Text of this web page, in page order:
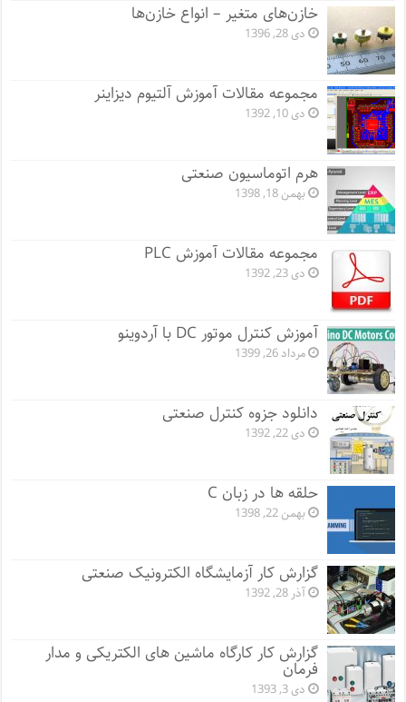
خازن‌های متغیر – انواع خازن‌ها
دی 28, 1396
مجموعه مقالات آموزش آلتیوم دیزاینر
دی 10, 1392
هرم اتوماسیون صنعتی
بهمن 18, 1398
مجموعه مقالات آموزش PLC
دی 23, 1392
آموزش کنترل موتور DC با آردوینو
مرداد 26, 1399
دانلود جزوه کنترل صنعتی
دی 22, 1392
حلقه ها در زبان C
بهمن 22, 1398
گزارش کار آزمایشگاه الکترونیک صنعتی
آذر 28, 1392
گزارش کار کارگاه ماشین های الکتریکی و مدار
فرمان
دی 3, 1393